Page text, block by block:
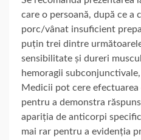
care o persoană, după ce a
porc/vânat insuficient
puțin trei dintre
sensibilitate și dureri
hemoragii
Medicii pot cere
pentru a demonstra
apariția de anticorpi
mai rar pentru a evidenția